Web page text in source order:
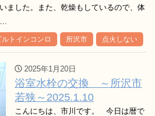
ました。また、乾燥もしているので、体
…
ルトインコンロ 所沢市 点火しない
2025年1月20日
浴室水栓の交換 ～所沢市
若狭～2025.1.10
こんにちは、市川です。 今日は暦で